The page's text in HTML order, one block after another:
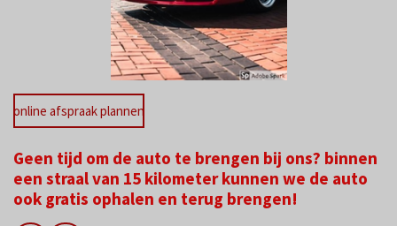
online afspraak plannen
Geen tijd om de auto te brengen bij ons? binnen
een straal van 15 kilometer kunnen we de auto
ook gratis ophalen en terug brengen!